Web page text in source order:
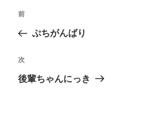
投
ナ
ビ
ゲ
前
の
稿
前
ぷちがんばり
次
の
次
後輩ちゃんにっき